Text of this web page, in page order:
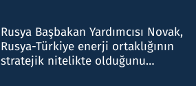
Rusya Başbakan Yardımcısı Novak,
Rusya-Türkiye enerji ortaklığının
stratejik nitelikte olduğunu